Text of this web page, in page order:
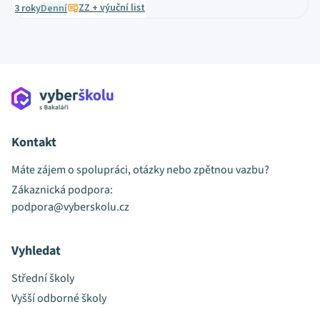
3 rokyDenní ZZ + výuční list
Kontakt
Máte zájem o spolupráci, otázky nebo zpětnou vazbu?
Zákaznická podpora:
podpora@vyberskolu.cz
Vyhledat
Střední školy
Vyšší odborné školy